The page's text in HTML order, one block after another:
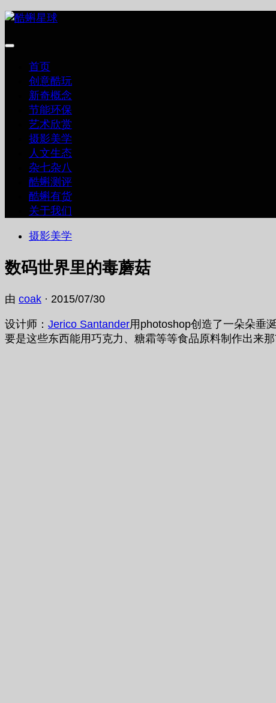
跳
内
首页
创意酷玩
新奇概念
节能环保
艺术欣赏
摄影美学
人文生态
杂七杂八
酷蝌测评
酷蝌有货
关于我们
摄影美学
数码世界里的毒蘑菇
由 coak · 2015/07/30
设计师： Jerico Santander用photoshop创造了一朵朵垂
要是这些东西能用巧克力、糖霜等等食品原料制作出来